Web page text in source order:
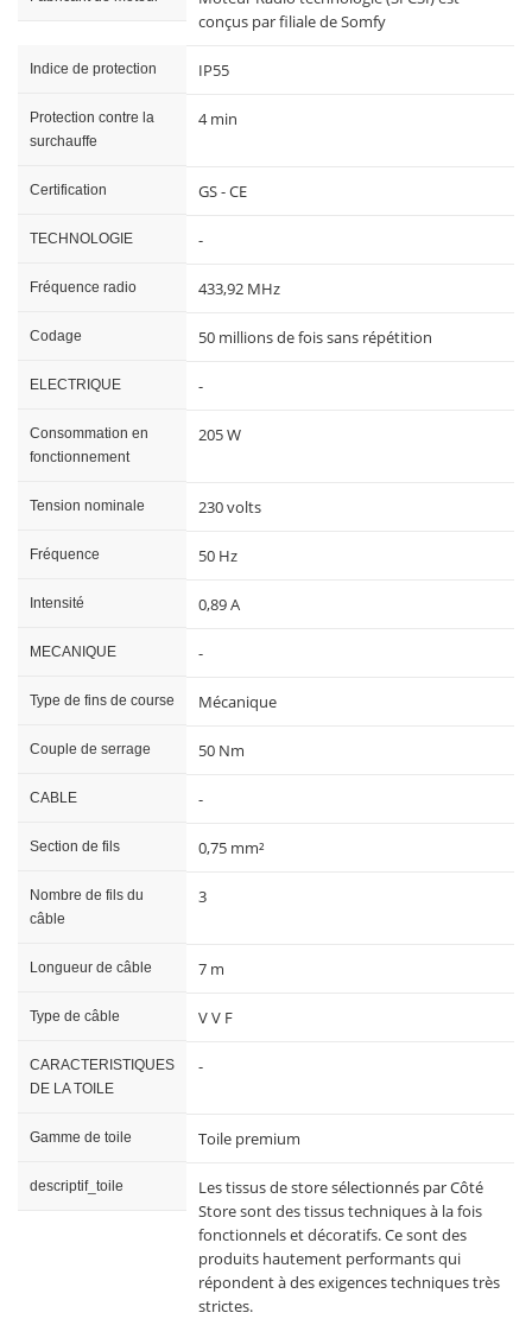
conçus par filiale de Somfy
Indice de protection IP55
Protection contre la
surchauffe
4 min
Certification GS - CE
TECHNOLOGIE -
Fréquence radio 433,92 MHz
Codage 50 millions de fois sans répétition
ELECTRIQUE -
Consommation en
fonctionnement
205 W
Tension nominale 230 volts
Fréquence 50 Hz
Intensité 0,89 A
MECANIQUE -
Type de fins de course Mécanique
Couple de serrage 50 Nm
CABLE -
Section de fils 0,75 mm²
Nombre de fils du
câble
3
Longueur de câble 7 m
Type de câble V V F
CARACTERISTIQUES
DE LA TOILE
-
Gamme de toile Toile premium
descriptif_toile
Les tissus de store sélectionnés par Côté
Store sont des tissus techniques à la fois
fonctionnels et décoratifs. Ce sont des
produits hautement performants qui
répondent à des exigences techniques très
strictes.